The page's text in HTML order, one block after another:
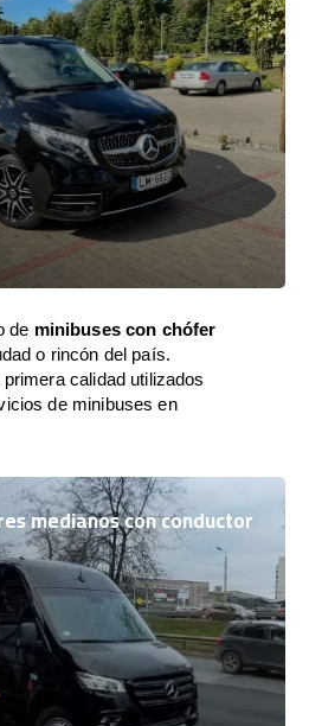
de minibuses con chófer
o rincón del país.
calidad utilizados
de minibuses en
medianos con conductor